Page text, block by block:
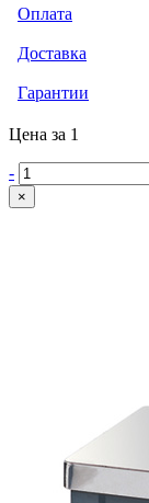
Оплата
Доставка
Гарантии
Цена за 1
-
×